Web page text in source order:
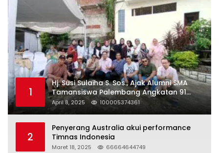
1
Hj. Susi Sulaiha S. Sos., Ajak Alumni SMA
Tamansiswa Palembang Angkatan 91
Halal Bihalal
April 8, 2025 100005374361
2
Penyerang Australia akui performance
Timnas Indonesia
Maret 18, 2025 66664644749